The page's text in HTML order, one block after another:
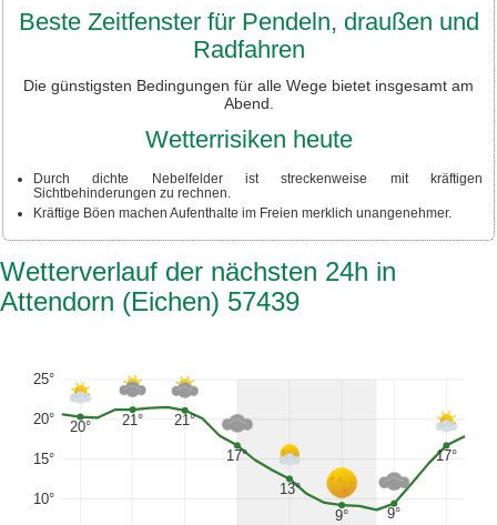
Beste Zeitfenster für Pendeln, draußen und
Radfahren
Die günstigsten Bedingungen für alle Wege bietet insgesamt am
Abend.
Wetterrisiken heute
Durch dichte Nebelfelder ist streckenweise mit kräftigen
Sichtbehinderungen zu rechnen.
Kräftige Böen machen Aufenthalte im Freien merklich unangenehmer.
Wetterverlauf der nächsten 24h in
Attendorn (Eichen) 57439
10°
15°
20°
25°
20° 21° 21°
17°
13°
9° 9°
17°